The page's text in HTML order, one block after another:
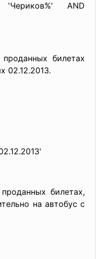
AND
билетах
02.12.2013.
билетах,
на автобус с